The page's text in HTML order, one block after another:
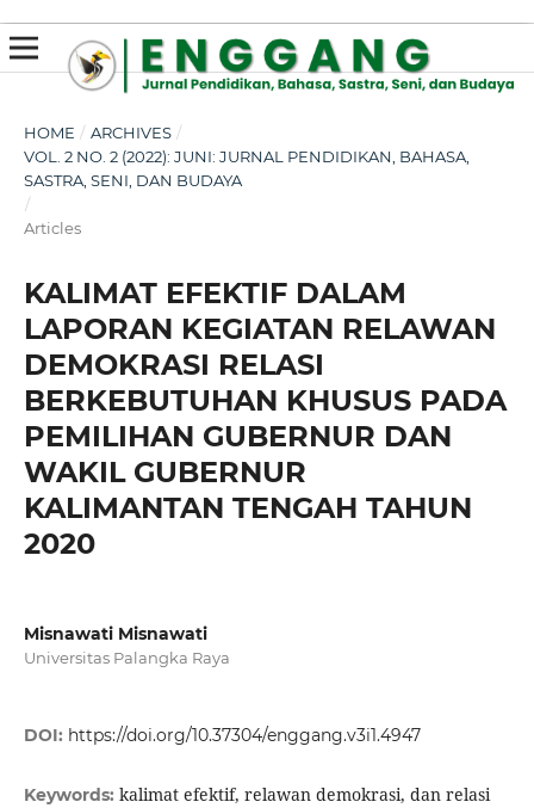
HOME / ARCHIVES /
VOL. 2 NO. 2 (2022): JUNI: JURNAL PENDIDIKAN, BAHASA,
SASTRA, SENI, DAN BUDAYA
/
Articles
KALIMAT EFEKTIF DALAM
LAPORAN KEGIATAN RELAWAN
DEMOKRASI RELASI
BERKEBUTUHAN KHUSUS PADA
PEMILIHAN GUBERNUR DAN
WAKIL GUBERNUR
KALIMANTAN TENGAH TAHUN
2020
Misnawati Misnawati
Universitas Palangka Raya
DOI: https://doi.org/10.37304/enggang.v3i1.4947
Keywords: kalimat efektif, relawan demokrasi, dan relasi